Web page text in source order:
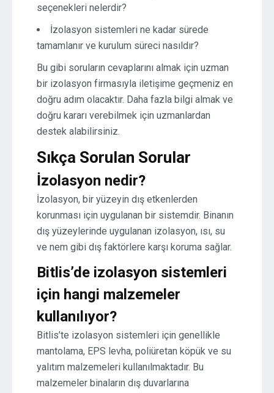
seçenekleri nelerdir?
İzolasyon sistemleri ne kadar sürede
tamamlanır ve kurulum süreci nasıldır?
Bu gibi soruların cevaplarını almak için uzman
bir izolasyon firmasıyla iletişime geçmeniz en
doğru adım olacaktır. Daha fazla bilgi almak ve
doğru kararı verebilmek için uzmanlardan
destek alabilirsiniz.
Sıkça Sorulan Sorular
İzolasyon nedir?
İzolasyon, bir yüzeyin dış etkenlerden
korunması için uygulanan bir sistemdir. Binanın
dış yüzeylerinde uygulanan izolasyon, ısı, su
ve nem gibi dış faktörlere karşı koruma sağlar.
Bitlis’de izolasyon sistemleri
için hangi malzemeler
kullanılıyor?
Bitlis’te izolasyon sistemleri için genellikle
mantolama, EPS levha, poliüretan köpük ve su
yalıtım malzemeleri kullanılmaktadır. Bu
malzemeler binaların dış duvarlarına